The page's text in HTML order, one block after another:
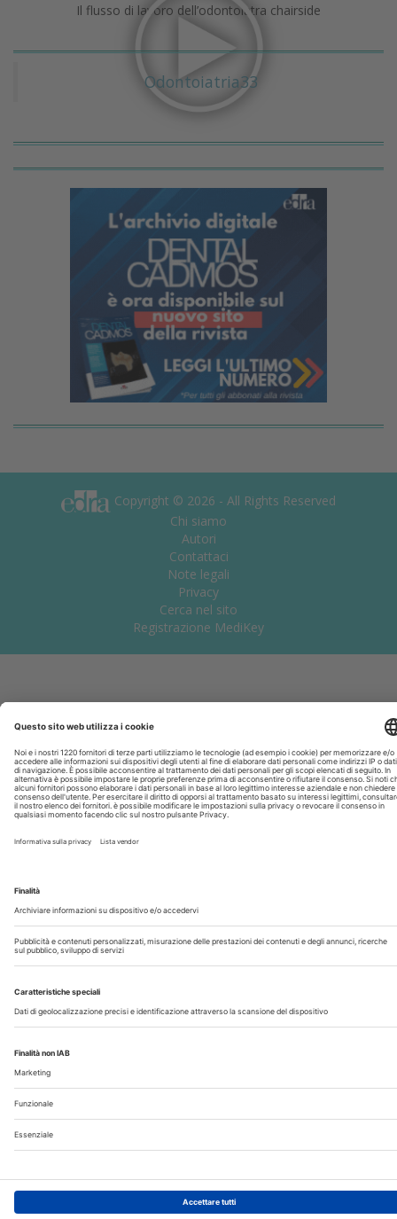
Il flusso di lavoro dell’odontoiatra chairside
Odontoiatria33
Copyright © 2026 - All Rights Reserved
Chi siamo
Autori
Contattaci
Note legali
Privacy
Cerca nel sito
Registrazione MediKey